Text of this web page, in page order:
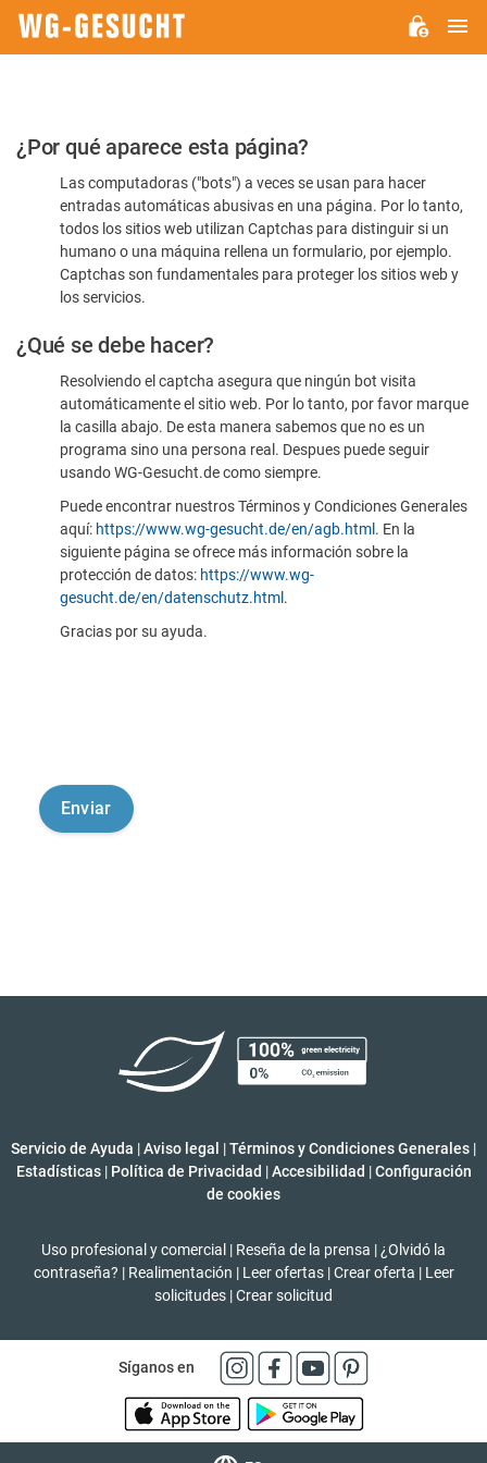
Por
favor,
confirme
humano
¿Por qué aparece esta página?
Las computadoras ("bots") a veces se usan para hacer
entradas automáticas abusivas en una página. Por lo tanto,
todos los sitios web utilizan Captchas para distinguir si un
humano o una máquina rellena un formulario, por ejemplo.
Captchas son fundamentales para proteger los sitios web y
los servicios.
¿Qué se debe hacer?
Resolviendo el captcha asegura que ningún bot visita
automáticamente el sitio web. Por lo tanto, por favor marque
la casilla abajo. De esta manera sabemos que no es un
programa sino una persona real. Despues puede seguir
usando WG-Gesucht.de como siempre.
Puede encontrar nuestros Términos y Condiciones Generales
aquí: https://www.wg-gesucht.de/en/agb.html . En la
siguiente página se ofrece más información sobre la
protección de datos: https://www.wg-
gesucht.de/en/datenschutz.html .
Gracias por su ayuda.
Servicio de Ayuda |Aviso legal |Términos y Condiciones Generales |
Estadísticas | Política de Privacidad | Accesibilidad | Configuración
de cookies
Uso profesional y comercial | Reseña de la prensa | ¿Olvidó la
contraseña? | Realimentación | Leer ofertas | Crear oferta | Leer
solicitudes |Crear solicitud
Síganos en